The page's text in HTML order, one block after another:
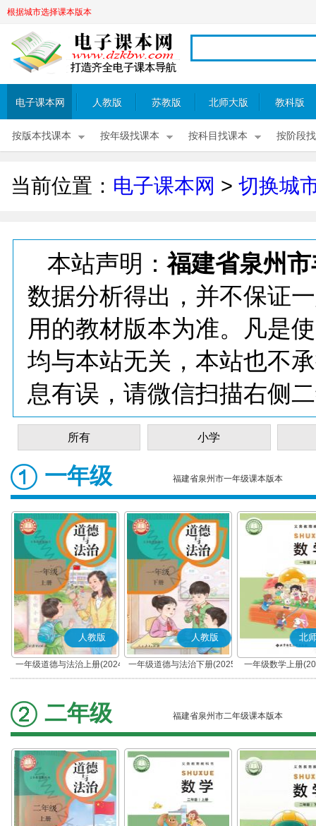
根据城市选择课本版本
电子课本网 人教版 苏教版 北师大版 教科版
按版本找课本 按年级找课本 按科目找课本 按阶段
当前位置： 电子课本网 > 切换城
本站声明：福建省泉州
数据分析得出，并不保证
用的教材版本为准。凡是
均与本站无关，本站也不
息有误，请微信扫描右侧
所有 小学
一年级 福建省泉州市一年级课本版本
人教版
一年级道德与法治上册(2024
秋版)(部编版)
人教版
一年级道德与法治下册(2025
春版)(部编版)
北
一年级数学上册
二年级 福建省泉州市二年级课本版本